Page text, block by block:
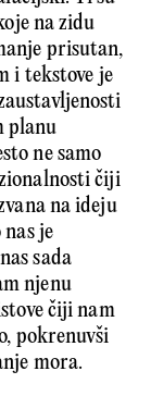
na zidu
prisutan,
i tekstove je
planu
ne samo
čiji
na ideju
je
sada
njenu
čiji nam
pokrenuvši
mora.